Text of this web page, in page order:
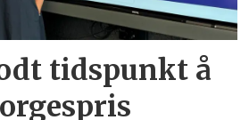
tidspunkt å